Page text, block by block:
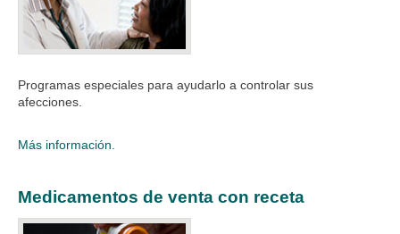
Programas especiales para ayudarlo a controlar sus
afecciones.​
Más información.
Medicamentos de venta con receta